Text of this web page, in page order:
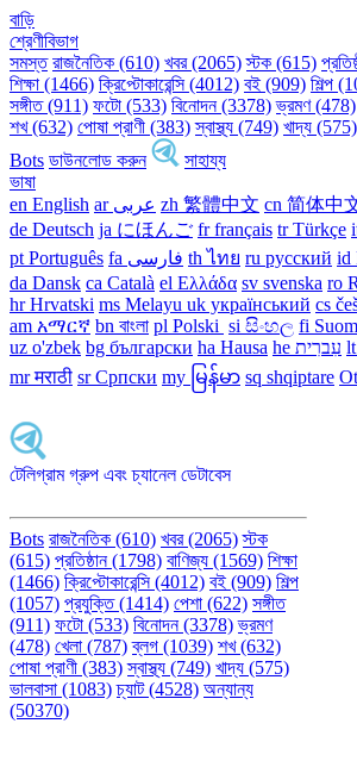
বাড়ি
শ্রেণীবিভাগ
সমস্ত রাজনৈতিক (610) খবর (2065) স্টক (615)
শিক্ষা (1466) ক্রিপ্টোকারেন্সি (4012) বই (909) শিল্প
সঙ্গীত (911) ফটো (533) বিনোদন (3378) ভ্রমণ (478)
শখ (632) পোষা প্রাণী (383) স্বাস্থ্য (749) খাদ্য (575)
Bots ডাউনলোড করুন
সাহায্য
ভাষা
en English
ar عربى zh 繁體中文 cn 简体中
de Deutsch ja にほんご fr français tr Türkçe
pt Português
th ไทย ru русский id
da Dansk‎ ca Català el Ελλάδα sv svenska ro
hr Hrvatski ms Melayu uk український‎ cs
am አማርኛ bn বাংলা pl Polski ‎ si සිංහල fi
uz o'zbek bg български ha Hausa‎ he עִברִית
mr मराठी sr Српски my မြန်မာ sq shqiptare
টেলিগ্রাম গ্রুপ এবং চ্যানেল ডেটাবেস
Bots রাজনৈতিক (610) খবর (2065) স্টক
(615) প্রতিষ্ঠান (1798) বাণিজ্য (1569) শিক্ষা
(1466) ক্রিপ্টোকারেন্সি (4012) বই (909) শিল্প
(1057) প্রযুক্তি (1414) পেশা (622) সঙ্গীত
(911) ফটো (533) বিনোদন (3378) ভ্রমণ
(478) খেলা (787) ব্লগ (1039) শখ (632)
পোষা প্রাণী (383) স্বাস্থ্য (749) খাদ্য (575)
ভালবাসা (1083) চ্যাট (4528) অন্যান্য
(50370)